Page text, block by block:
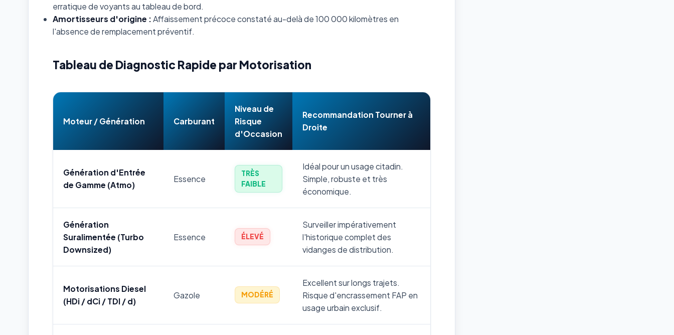
erratique de voyants au tableau de bord.
Amortisseurs d'origine :Affaissement précoce constaté au-delà de 100 000 kilomètres en
l'absence de remplacement préventif.
Tableau de Diagnostic Rapide par Motorisation
Moteur / Génération Carburant
Niveau de
Risque
d'Occasion
Recommandation Tourner à
Droite
Génération d'Entrée
de Gamme (Atmo)
Essence
TRÈS
FAIBLE
Idéal pour un usage citadin.
Simple, robuste et très
économique.
Génération
Suralimentée (Turbo
Downsized)
Essence ÉLEVÉ
Surveiller impérativement
l'historique complet des
vidanges de distribution.
Motorisations Diesel
(HDi / dCi / TDI / d)
Gazole MODÉRÉ
Excellent sur longs trajets.
Risque d'encrassement FAP en
usage urbain exclusif.